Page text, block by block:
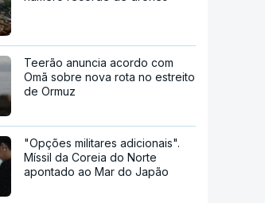
Teerão anuncia acordo com
Omã sobre nova rota no estreito
de Ormuz
"Opções militares adicionais".
Míssil da Coreia do Norte
apontado ao Mar do Japão